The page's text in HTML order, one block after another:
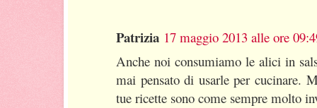
Patrizia 17 maggio 2013 alle ore
Anche noi consumiamo le alici in
mai pensato di usarle per cucinare.
tue ricette sono come sempre molto